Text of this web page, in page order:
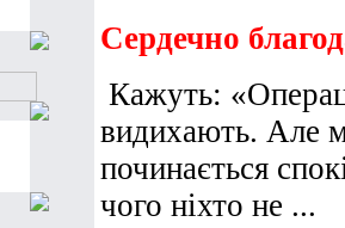
Сердечно
Кажуть:
видихають. Але
починається
чого ніхто не ...